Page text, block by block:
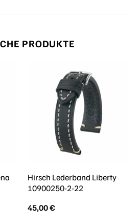
PRODUKTE
Hirsch Lederband Liberty
10900250-2-22
45,00€